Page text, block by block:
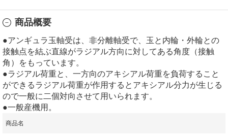
商品概要
●アンギュラ玉軸受は、非分離軸受で、玉と内輪・外輪との
接触点を結ぶ直線がラジアル方向に対してある角度（接触
角）をもっています。
●ラジアル荷重と、一方向のアキシアル荷重を負荷すること
ができるラジアル荷重が作用するとアキシアル分力が生じる
ので一般に二個対向させて用いられます。
●一般産機用。
商品名